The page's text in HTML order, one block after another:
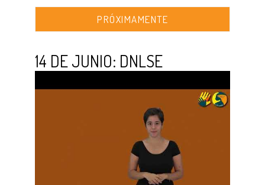
PRÓXIMAMENTE
14 DE JUNIO: DNLSE